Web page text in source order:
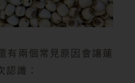
有兩個常見原因會讓蓮
認識：